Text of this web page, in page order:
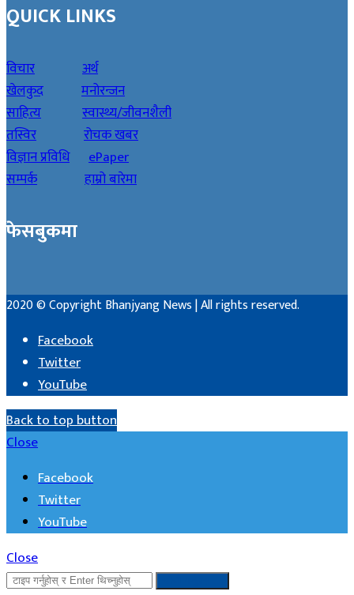
QUICK LINKS
विचार
अर्थ
खेलकुद
मनोरन्जन
साहित्य
स्वास्थ्य/जीवनशैली
तस्विर
रोचक खबर
विज्ञान प्रविधि
ePaper
सम्पर्क
हाम्रो बारेमा
फेसबुकमा
2020 © Copyright Bhanjyang News | All rights reserved.
Facebook
Twitter
YouTube
Back to top button
Close
Facebook
Twitter
YouTube
Close